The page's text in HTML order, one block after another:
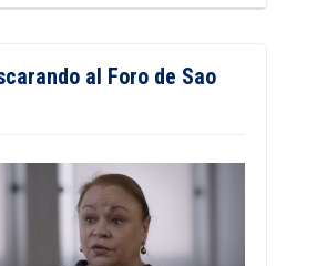
al Foro de Sao